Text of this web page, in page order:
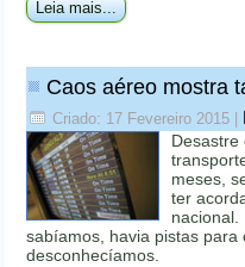
Leia mais...
Caos aéreo mostra
Criado: 17 Fevereiro 2015
Desastre
meses,
ter
nacional.
sabíamos, havia pistas
desconhecíamos.